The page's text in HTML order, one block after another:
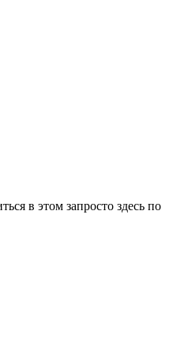
в этом запросто здесь по